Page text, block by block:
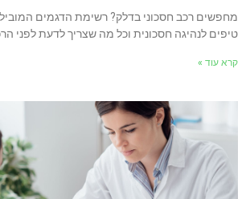
רכב חסכוני בדלק? רשימת הדגמים המובילים
לנהיגה חסכונית וכל מה שצריך לדעת לפני
עוד »